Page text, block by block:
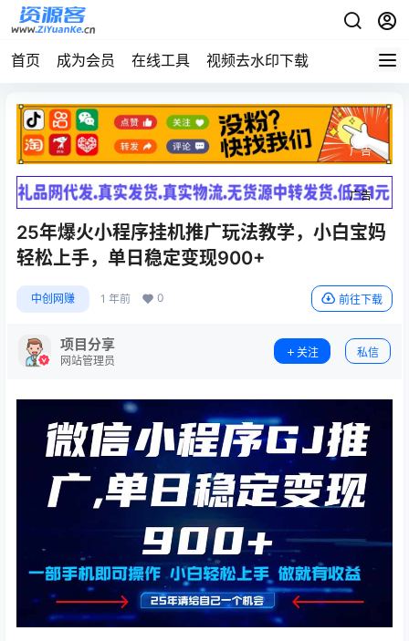
首页 成为会员 在线工具 视频去水印下载
广告
广告
25年爆火小程序挂机推广玩法教学，小白宝妈
轻松上手，单日稳定变现900+
中创网赚 1 年前 0 前往下载
项目分享
网站管理员
关注 私信